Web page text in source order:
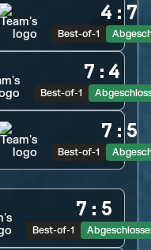
4 : 7
Best-of-1
7 : 4
Best-of-1
7 : 5
Best-of-1
7 : 5
Best-of-1